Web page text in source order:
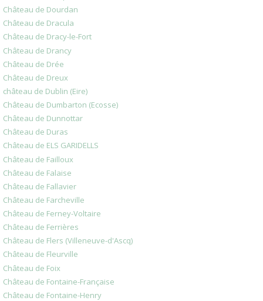
Château de Dourdan
Château de Dracula
Château de Dracy-le-Fort
Château de Drancy
Château de Drée
Château de Dreux
château de Dublin (Eire)
Château de Dumbarton (Ecosse)
Château de Dunnottar
Château de Duras
Château de ELS GARIDELLS
Château de Failloux
Château de Falaise
Château de Fallavier
Château de Farcheville
Château de Ferney-Voltaire
Château de Ferrières
Château de Flers (Villeneuve-d'Ascq)
Château de Fleurville
Château de Foix
Château de Fontaine-Française
Château de Fontaine-Henry